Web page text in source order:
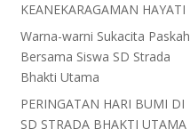
KEANEKARAGAMAN HAYATI
Warna-warni Sukacita Paskah
Bersama Siswa SD Strada
Bhakti Utama
PERINGATAN HARI BUMI DI
SD STRADA BHAKTI UTAMA